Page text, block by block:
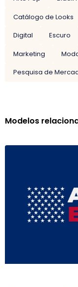
Catálogo de Looks
Digital
Escuro
Marketing
Pesquisa de
Modelos